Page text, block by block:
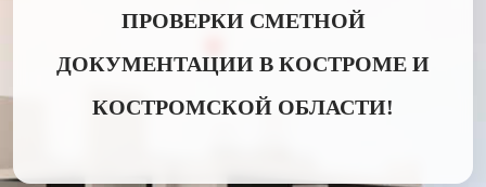
ПРОВЕРКИ СМЕТНОЙ
ДОКУМЕНТАЦИИ В КОСТРОМЕ И
КОСТРОМСКОЙ ОБЛАСТИ!